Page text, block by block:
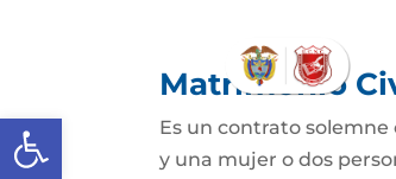
Abrir barra de herramientas
Matrimonio
Es un contrato
y una mujer o dos